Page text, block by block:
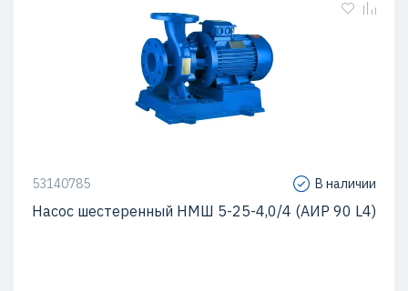
53140785 В наличии
Насос шестеренный НМШ 5-25-4,0/4 (АИР 90 L4)